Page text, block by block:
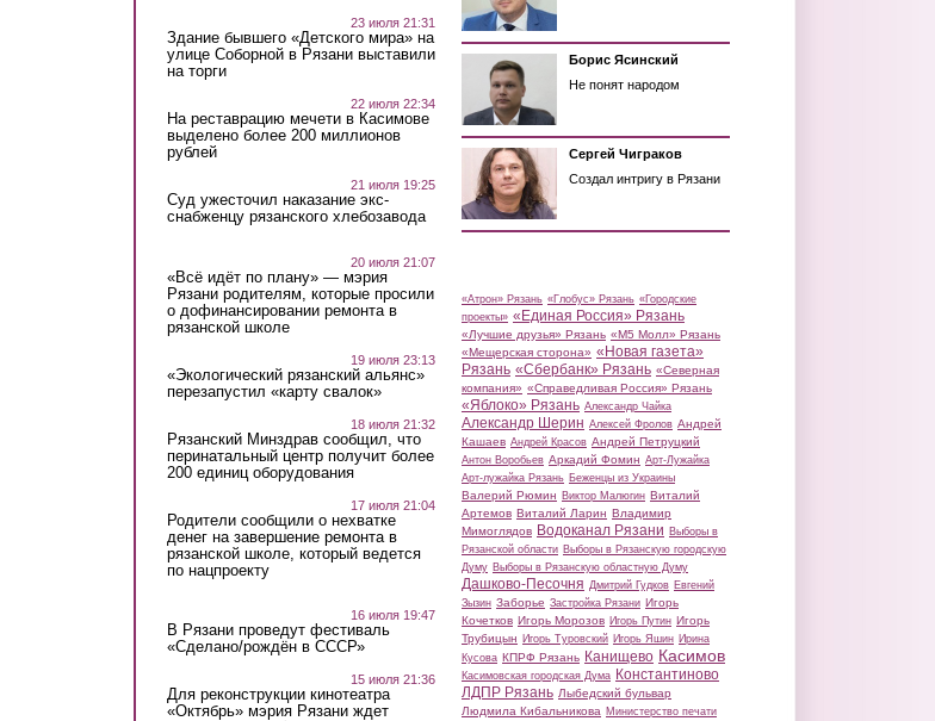
23 июля 21:31
Здание бывшего «Детского мира» на
улице Соборной в Рязани выставили
на торги
22 июля 22:34
На реставрацию мечети в Касимове
выделено более 200 миллионов
рублей
21 июля 19:25
Суд ужесточил наказание экс-
снабженцу рязанского хлебозавода
20 июля 21:07
«Всё идёт по плану» — мэрия
Рязани родителям, которые просили
о дофинансировании ремонта в
рязанской школе
19 июля 23:13
«Экологический рязанский альянс»
перезапустил «карту свалок»
18 июля 21:32
Рязанский Минздрав сообщил, что
перинатальный центр получит более
200 единиц оборудования
17 июля 21:04
Родители сообщили о нехватке
денег на завершение ремонта в
рязанской школе, который ведется
по нацпроекту
16 июля 19:47
В Рязани проведут фестиваль
«Сделано/рождён в СССР»
15 июля 21:36
Для реконструкции кинотеатра
«Октябрь» мэрия Рязани ждет
Борис Ясинский
Не понят народом
Сергей Чиграков
Создал интригу в Рязани
«Атрон» Рязань «Глобус» Рязань «Городские
проекты» «Единая Россия» Рязань
«Лучшие друзья» Рязань «М5 Молл» Рязань
«Мещерская сторона» «Новая газета»
Рязань «Сбербанк» Рязань «Северная
компания» «Справедливая Россия» Рязань
«Яблоко» Рязань Александр Чайка
Александр Шерин Алексей Фролов Андрей
Кашаев Андрей Красов Андрей Петруцкий
Антон Воробьев Аркадий Фомин Арт-Лужайка
Арт-лужайка Рязань Беженцы из Украины
Валерий Рюмин Виктор Малюгин Виталий
Артемов Виталий Ларин Владимир
Мимоглядов Водоканал Рязани Выборы в
Рязанской области Выборы в Рязанскую городскую
Думу Выборы в Рязанскую областную Думу
Дашково-Песочня Дмитрий Гудков Евгений
Зызин Заборье Застройка Рязани Игорь
Кочетков Игорь Морозов Игорь Путин Игорь
Трубицын Игорь Туровский Игорь Яшин Ирина
Кусова КПРФ Рязань Канищево Касимов
Касимовская городская Дума Константиново
ЛДПР Рязань Лыбедский бульвар
Людмила Кибальникова Министерство печати